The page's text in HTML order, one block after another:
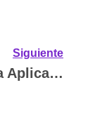
Siguiente
Beepy, La Aplicación De Renta De Autos 100% Mexicana